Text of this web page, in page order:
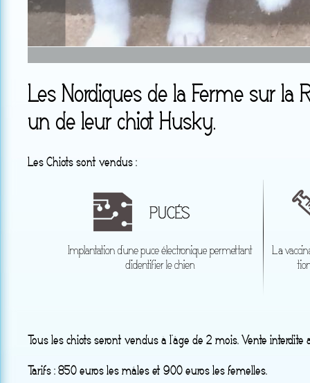
Les Nordiques de la Ferme sur la
un de leur chiot Husky.
Les Chiots sont vendus :
Tous les chiots seront vendus à l’âge de 2 mois. Vente
Tarifs : 850 euros les mâles et 900 euros les femelles.